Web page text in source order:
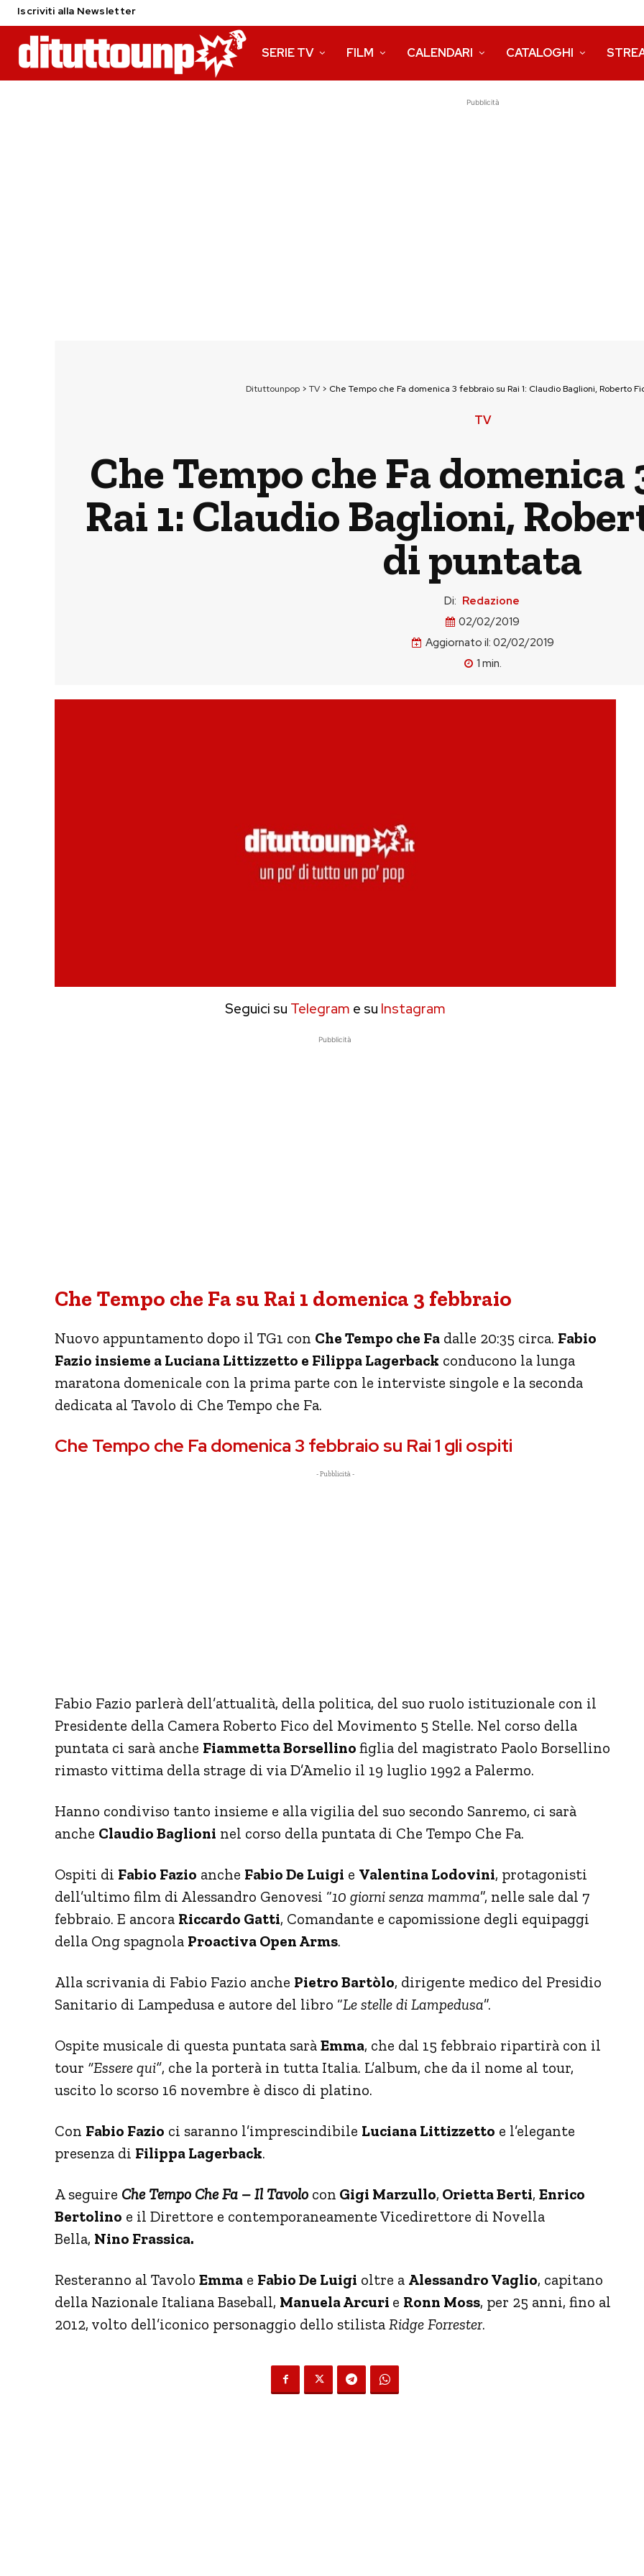
Iscriviti alla Newsletter
SERIE TV FILM CALENDARI CATALOGHI
Pubblicità
Dituttounpop> TV> Che Tempo che Fa domenica 3 febbraio su Rai 1: Claudio Baglioni, Roberto
TV
Che Tempo che Fa domenica
Rai 1: Claudio Baglioni,
di puntata
Di: Redazione
02/02/2019
Aggiornato il: 02/02/2019
1 min.
Seguici su Telegram e su Instagram
Pubblicità
Che Tempo che Fa su Rai 1 domenica 3 febbraio
Nuovo appuntamento dopo il TG1 con Che Tempo che Fa dalle 20:35 circa. Fabio
Fazio insieme a Luciana Littizzetto e Filippa Lagerback conducono la lunga
maratona domenicale con la prima parte con le interviste singole e la seconda
dedicata al Tavolo di Che Tempo che Fa.
Che Tempo che Fa domenica 3 febbraio su Rai 1 gli ospiti
- Pubblicità -
Fabio Fazio parlerà dell’attualità, della politica, del suo ruolo istituzionale con il
Presidente della Camera Roberto Fico del Movimento 5 Stelle. Nel corso della
puntata ci sarà anche Fiammetta Borsellino figlia del magistrato Paolo Borsellino
rimasto vittima della strage di via D’Amelio il 19 luglio 1992 a Palermo.
Hanno condiviso tanto insieme e alla vigilia del suo secondo Sanremo, ci sarà
anche Claudio Baglioni nel corso della puntata di Che Tempo Che Fa.
Ospiti di Fabio Fazio anche Fabio De Luigi e Valentina Lodovini, protagonisti
dell’ultimo film di Alessandro Genovesi “10 giorni senza mamma”, nelle sale dal 7
febbraio. E ancora Riccardo Gatti, Comandante e capomissione degli equipaggi
della Ong spagnola Proactiva Open Arms.
Alla scrivania di Fabio Fazio anche Pietro Bartòlo, dirigente medico del Presidio
Sanitario di Lampedusa e autore del libro “Le stelle di Lampedusa”.
Ospite musicale di questa puntata sarà Emma, che dal 15 febbraio ripartirà con il
tour “Essere qui”, che la porterà in tutta Italia. L’album, che da il nome al tour,
uscito lo scorso 16 novembre è disco di platino.
Con Fabio Fazio ci saranno l’imprescindibile Luciana Littizzetto e l’elegante
presenza di Filippa Lagerback.
A seguire Che Tempo Che Fa – Il Tavolo con Gigi Marzullo, Orietta Berti, Enrico
Bertolino e il Direttore e contemporaneamente Vicedirettore di Novella
Bella, Nino Frassica.
Resteranno al Tavolo Emma e Fabio De Luigi oltre a Alessandro Vaglio, capitano
della Nazionale Italiana Baseball, Manuela Arcuri e Ronn Moss, per 25 anni, fino al
2012, volto dell’iconico personaggio dello stilista Ridge Forrester.